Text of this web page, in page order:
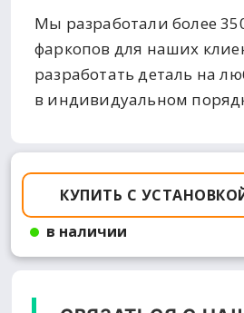
Мы разработали более
фаркопов для наших
разработать деталь на
в индивидуальном
КУПИТЬ С
в наличии